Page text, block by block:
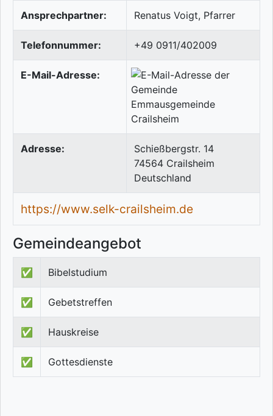
Ansprechpartner: Renatus Voigt, Pfarrer
Telefonnummer: +49 0911/402009
E-Mail-Adresse:
Adresse:
Schießbergstr. 14
74564 Crailsheim
Deutschland
https://www.selk-crailsheim.de
Gemeindeangebot
✅ Bibelstudium
✅ Gebetstreffen
✅ Hauskreise
✅ Gottesdienste